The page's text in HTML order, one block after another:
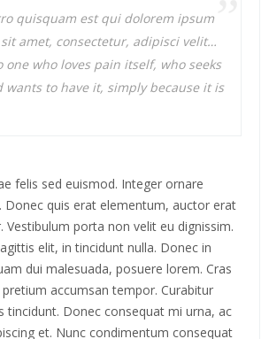
quisquam est qui dolorem ipsum
amet, consectetur, adipisci velit…
one who loves pain itself, who seeks
wants to have it, simply because it is
felis sed euismod. Integer ornare
Donec quis erat elementum, auctor erat
Vestibulum porta non velit eu dignissim.
elit, in tincidunt nulla. Donec in
dui malesuada, posuere lorem. Cras
accumsan tempor. Curabitur
tincidunt. Donec consequat mi urna, ac
et. Nunc condimentum consequat